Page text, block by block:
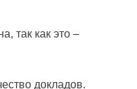
так как это –
докладов.